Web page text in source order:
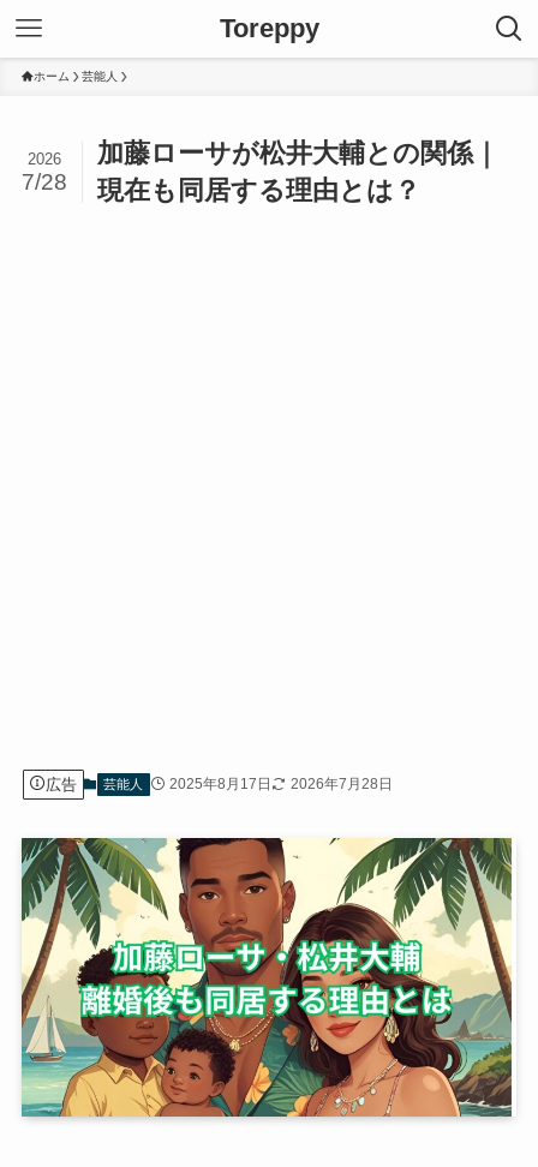
Toreppy
ホーム 芸能人
加藤ローサが松井大輔との関係｜
現在も同居する理由とは？
2026
7/28
広告 芸能人 2025年8月17日 2026年7月28日